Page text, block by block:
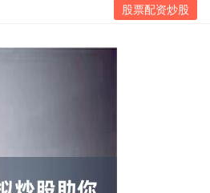
股票配资炒股